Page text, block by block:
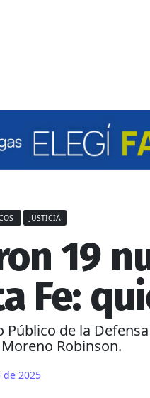
JUSTICIA
19
Fe:
Público de la
Robinson.
2025